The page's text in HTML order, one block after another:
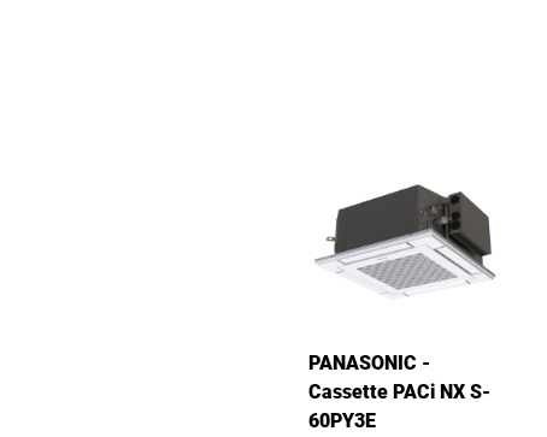
PANASONIC -
Cassette PACi NX S-
60PY3E